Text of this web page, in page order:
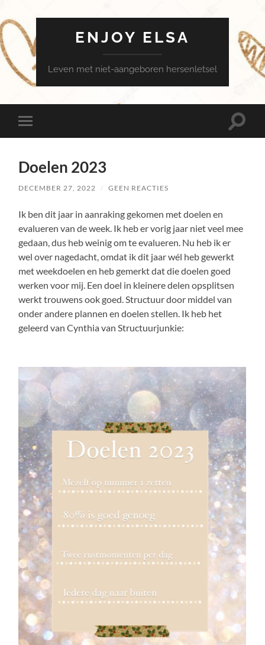
ENJOY ELSA
Leven met niet-aangeboren hersenletsel
Toggle
mobiel
Toggle
Doelen 2023
DECEMBER 27, 2022 / GEEN REACTIES
Ik ben dit jaar in aanraking gekomen met doelen en
evalueren van de week. Ik heb er vorig jaar niet veel mee
gedaan, dus heb weinig om te evalueren. Nu heb ik er
wel over nagedacht, omdat ik dit jaar wél heb gewerkt
met weekdoelen en heb gemerkt dat die doelen goed
werken voor mij. Een doel in kleinere delen opsplitsen
werkt trouwens ook goed. Structuur door middel van
onder andere plannen en doelen stellen. Ik heb het
geleerd van Cynthia van Structuurjunkie: